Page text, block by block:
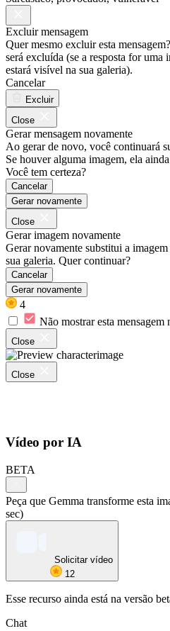
Excluir mensagem
Quer mesmo excluir esta
será excluída (se a resposta for uma
estará visível na sua galeria).
Cancelar
Excluir
Close
Gerar mensagem novamente
Ao gerar de novo, você continuará
Se houver alguma imagem, ela
Você tem certeza?
Cancelar
Gerar novamente
Close
Gerar imagem novamente
Gerar novamente substitui a
sua galeria. Quer continuar?
Cancelar
Gerar novamente
4
Não mostrar esta mensagem
Close
Close
Vídeo por IA
BETA
Peça que Gemma transforme esta
sec)
Solicitar vídeo
12
Esse recurso ainda está na versão
Chat